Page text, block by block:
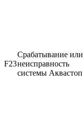
F23
Срабатывание или
неисправность
системы Аквастоп